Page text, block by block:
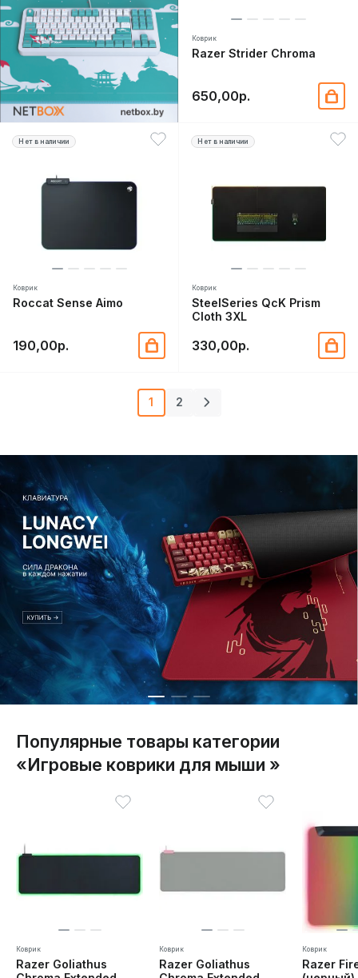
Коврик
Razer Strider Chroma
650,00р.
Нет в наличии
Коврик
Roccat Sense Aimo
190,00р.
Нет в наличии
Коврик
SteelSeries QcK Prism
Cloth 3XL
330,00р.
1 2
Популярные товары категории
«Игровые коврики для мыши »
Коврик
Razer Goliathus
Коврик
Razer Goliathus
Коврик
Razer